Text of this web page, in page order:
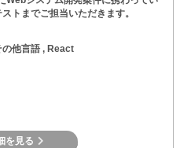
トまでご担当いただきます。
他言語 , React
を見る